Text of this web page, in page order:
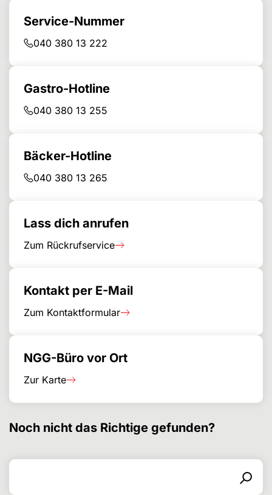
Service-Nummer
040 380 13 222
Gastro-Hotline
040 380 13 255
Bäcker-Hotline
040 380 13 265
Lass dich anrufen
Zum Rückrufservice
Kontakt per E-Mail
Zum Kontaktformular
NGG-Büro vor Ort
Zur Karte
Noch nicht das Richtige gefunden?
Search for